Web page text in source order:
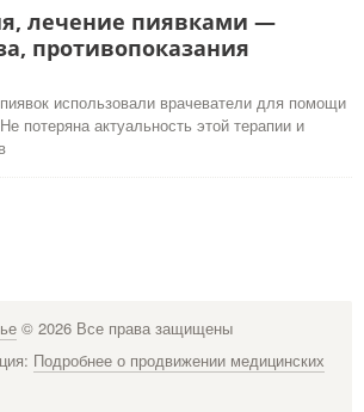
лечение пиявками —
противопоказания
использовали врачеватели для помощи
актуальность этой терапии и
© 2026 Все права защищены
Подробнее о продвижении медицинских